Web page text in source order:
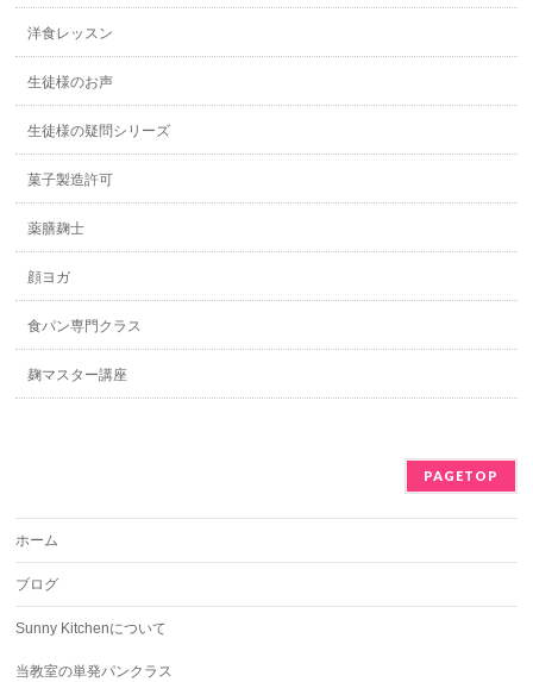
洋食レッスン
生徒様のお声
生徒様の疑問シリーズ
菓子製造許可
薬膳麹士
顔ヨガ
食パン専門クラス
麹マスター講座
PAGETOP
ホーム
ブログ
Sunny Kitchenについて
当教室の単発パンクラス